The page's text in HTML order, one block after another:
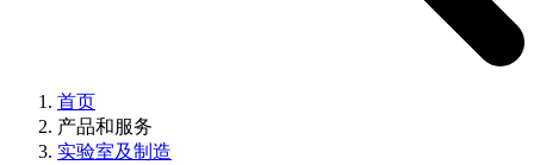
首页
产品和服务
实验室及制造